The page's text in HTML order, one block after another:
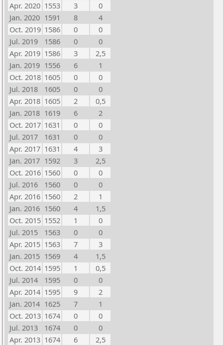
Apr. 2020 1553 3
0
Jan. 2020 1591 8
4
Oct. 2019 1586 0
0
Jul. 2019
1586 0
0
Apr. 2019 1586 3
2,5
Jan. 2019 1556 6
1
Oct. 2018 1605 0
0
Jul. 2018
1605 0
0
Apr. 2018 1605 2
0,5
Jan. 2018 1619 6
2
Oct. 2017 1631 0
0
Jul. 2017
1631 0
0
Apr. 2017 1631 4
3
Jan. 2017 1592 3
2,5
Oct. 2016 1560 0
0
Jul. 2016
1560 0
0
Apr. 2016 1560 2
1
Jan. 2016 1560 4
1,5
Oct. 2015 1552 1
0
Jul. 2015
1563 0
0
Apr. 2015 1563 7
3
Jan. 2015 1569 4
1,5
Oct. 2014 1595 1
0,5
Jul. 2014
1595 0
0
Apr. 2014 1595 9
2
Jan. 2014 1625 7
1
Oct. 2013 1674 0
0
Jul. 2013
1674 0
0
Apr. 2013 1674 6
2,5